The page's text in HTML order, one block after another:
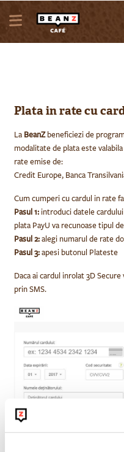
MENIU
Plata in rate cu
La BeanZbeneficiezi de
modalitate de plata este
rate emise de:
Credit Europe, Banca
Cum cumperi cu cardul in rate
Pasul 1:introduci datele
plata PayU va recunoase tipul
Pasul 2:alegi numarul de rate
Pasul 3:apesi butonul Plateste
Daca ai cardul inrolat 3D
prin SMS.